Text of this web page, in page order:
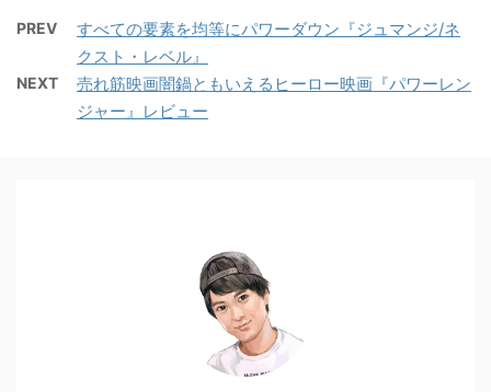
PREV
すべての要素を均等にパワーダウン『ジュマンジ/ネ
クスト・レベル』
NEXT
売れ筋映画闇鍋ともいえるヒーロー映画『パワーレン
ジャー』レビュー